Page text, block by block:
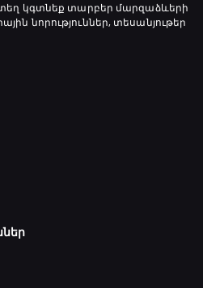
կգտնեք տարբեր մարզաձևերի
նորություններ, տեսանյութեր